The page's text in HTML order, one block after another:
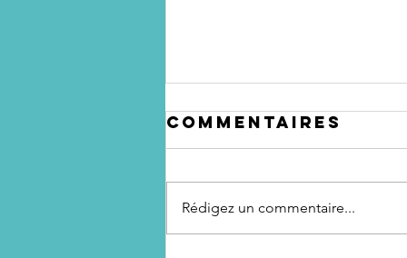
Commentaires
Rédigez un commentaire...